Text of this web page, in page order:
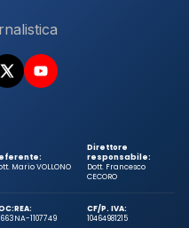
Mario VOLLONO
Direttore
responsabile:
Dott. Francesco
CECORO
REA:
NA-1107749
CF/P. IVA:
10464981215